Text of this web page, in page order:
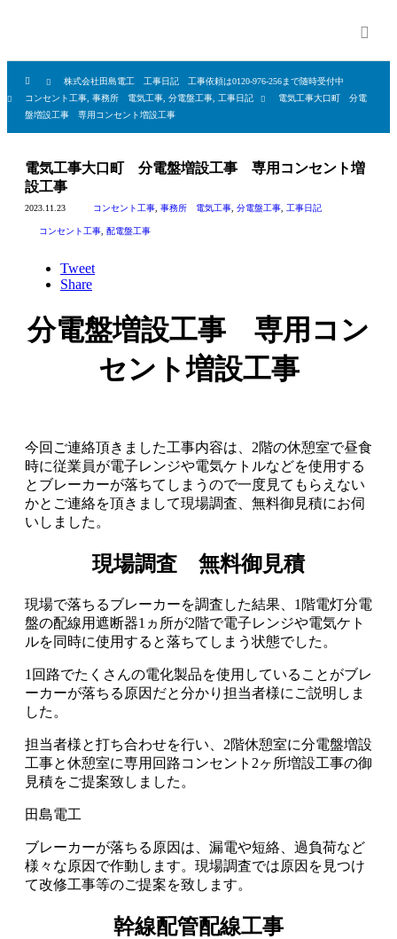
株式会社田島電工 工事日記 工事依頼は0120-976-256まで随時受付中
コンセント工事 事務所 電気工事 分電盤工事 工事日記
電気工事大口町 分電
盤増設工事 専用コンセント増設工事
電気工事大口町 分電盤増設工事 専用コンセント増
設工事
2023.11.23 コンセント工事 事務所 電気工事 分電盤工事 工事日記
コンセント工事 配電盤工事
Tweet
Share
分電盤増設工事 専用コン
セント増設工事
今回ご連絡頂きました工事内容は、2階の休憩室で昼食
時に従業員が電子レンジや電気ケトルなどを使用する
とブレーカーが落ちてしまうので一度見てもらえない
かとご連絡を頂きまして現場調査、無料御見積にお伺
いしました。
現場調査 無料御見積
現場で落ちるブレーカーを調査した結果、1階電灯分電
盤の配線用遮断器1ヵ所が2階で電子レンジや電気ケト
ルを同時に使用すると落ちてしまう状態でした。
1回路でたくさんの電化製品を使用していることがブレ
ーカーが落ちる原因だと分かり担当者様にご説明しま
した。
担当者様と打ち合わせを行い、2階休憩室に分電盤増設
工事と休憩室に専用回路コンセント2ヶ所増設工事の御
見積をご提案致しました。
ブレーカーが落ちる原因は、漏電や短絡、過負荷など
様々な原因で作動します。現場調査では原因を見つけ
て改修工事等のご提案を致します。
幹線配管配線工事